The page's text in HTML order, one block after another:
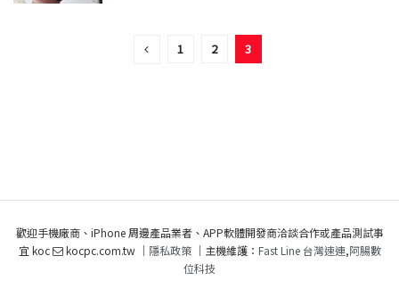
1 2 3
歡迎手機廠商、iPhone 周邊產品業者、APP軟體開發商洽談合作或產品測試事
宜 koc
kocpc.com.tw ｜ 隱私政策｜主機維護： Fast Line 台灣速連,阿腸數
位科技